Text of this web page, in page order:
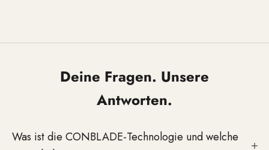
Deine Fragen. Unsere
Antworten.
Was ist die CONBLADE-Technologie und welche